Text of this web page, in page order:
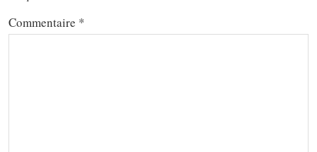
Commentaire *